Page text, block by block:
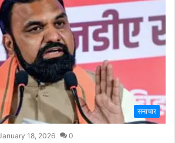
समाचार
18, 2026 0